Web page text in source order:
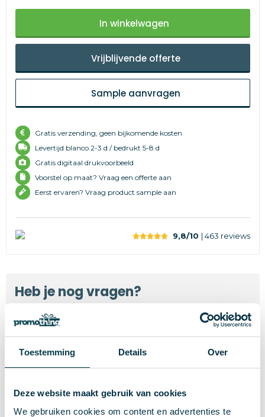
Toestemming Details Over
Deze website maakt gebruik van cookies
We gebruiken cookies om content en advertenties te
In winkelwagen
Vrijblijvende offerte
Sample aanvragen
Gratis verzending, geen bijkomende kosten
Levertijd blanco 2-3 d / bedrukt 5-8 d
Gratis digitaal drukvoorbeeld
Voorstel op maat? Vraag een offerte aan
Eerst ervaren? Vraag product sample aan
9,8/10 | 463 reviews
Heb je nog vragen?
Stel ze via WhatsApp, telefoon of mail:
085 - 760 78 80
WhatsApp
info@promothing.nl